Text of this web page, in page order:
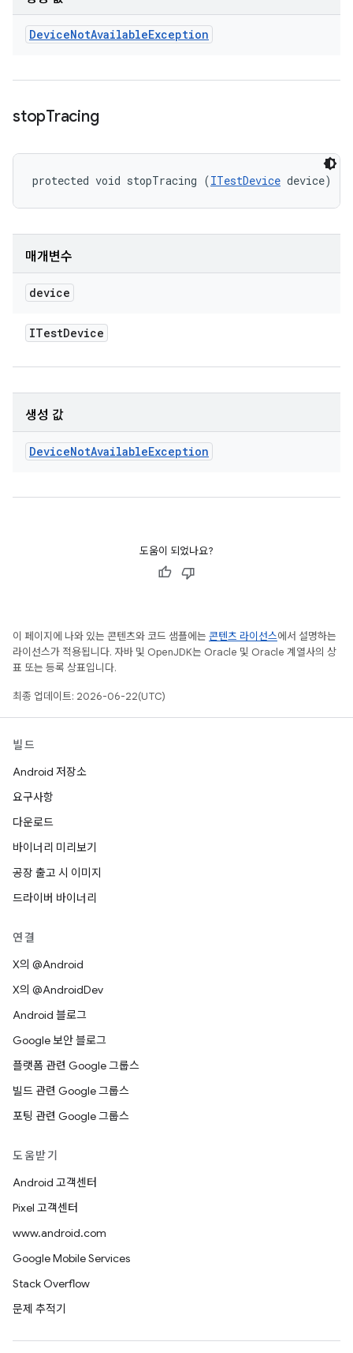
DeviceNotAvailableException
stopTracing
protected void stopTracing (ITestDevice device)
매개변수
device
ITestDevice
생성 값
DeviceNotAvailableException
도움이 되었나요?
이 페이지에 나와 있는 콘텐츠와 코드 샘플에는 콘텐츠 라이선스에서 설명하는
라이선스가 적용됩니다. 자바 및 OpenJDK는 Oracle 및 Oracle 계열사의 상
표 또는 등록 상표입니다.
최종 업데이트: 2026-06-22(UTC)
빌드
Android 저장소
요구사항
다운로드
바이너리 미리보기
공장 출고 시 이미지
드라이버 바이너리
연결
X의 @Android
X의 @AndroidDev
Android 블로그
Google 보안 블로그
플랫폼 관련 Google 그룹스
빌드 관련 Google 그룹스
포팅 관련 Google 그룹스
도움받기
Android 고객센터
Pixel 고객센터
www.android.com
Google Mobile Services
Stack Overflow
문제 추적기